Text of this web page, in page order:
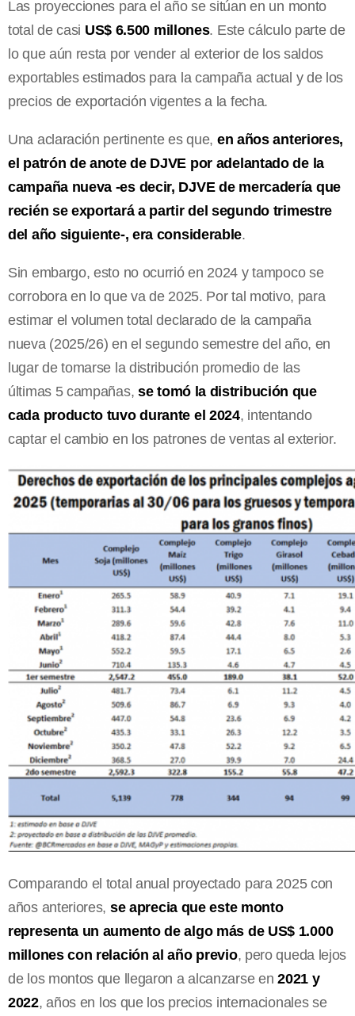
Las proyecciones para el año se sitúan en un monto
total de casi US$ 6.500 millones. Este cálculo parte de
lo que aún resta por vender al exterior de los saldos
exportables estimados para la campaña actual y de los
precios de exportación vigentes a la fecha.
Una aclaración pertinente es que, en años anteriores,
el patrón de anote de DJVE por adelantado de la
campaña nueva -es decir, DJVE de mercadería que
recién se exportará a partir del segundo trimestre
del año siguiente-, era considerable.
Sin embargo, esto no ocurrió en 2024 y tampoco se
corrobora en lo que va de 2025. Por tal motivo, para
estimar el volumen total declarado de la campaña
nueva (2025/26) en el segundo semestre del año, en
lugar de tomarse la distribución promedio de las
últimas 5 campañas, se tomó la distribución que
cada producto tuvo durante el 2024, intentando
captar el cambio en los patrones de ventas al exterior.
Comparando el total anual proyectado para 2025 con
años anteriores, se aprecia que este monto
representa un aumento de algo más de US$ 1.000
millones con relación al año previo, pero queda lejos
de los montos que llegaron a alcanzarse en2021 y
2022, años en los que los precios internacionales se